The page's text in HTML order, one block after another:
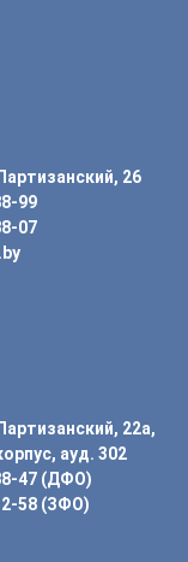
26
99
07
22а,
ауд. 302
47 (ДФО)
58 (ЗФО)